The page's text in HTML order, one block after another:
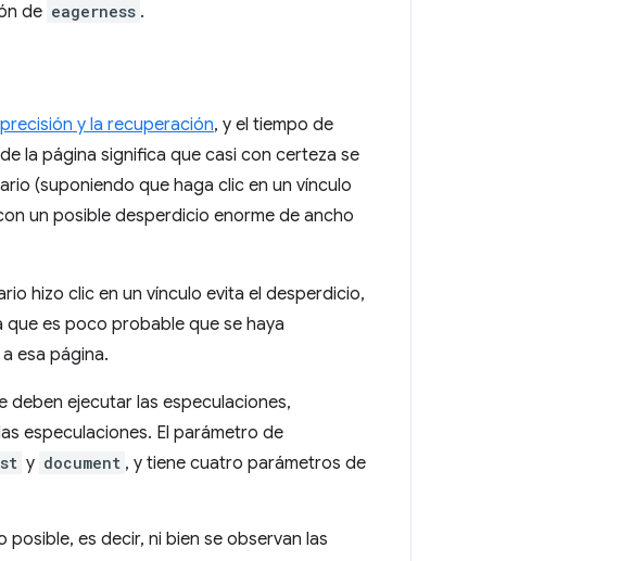
de eagerness .
precisión y la recuperación, y el tiempo de
la página significa que casi con certeza se
(suponiendo que haga clic en un vínculo
un posible desperdicio enorme de ancho
hizo clic en un vínculo evita el desperdicio,
es poco probable que se haya
esa página.
deben ejecutar las especulaciones,
especulaciones. El parámetro de
y document , y tiene cuatro parámetros de
es decir, ni bien se observan las